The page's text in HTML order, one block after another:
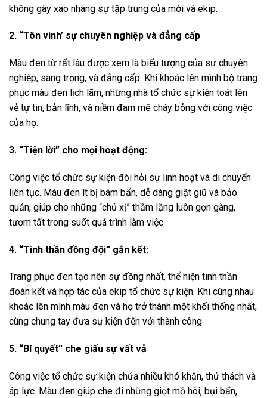
không gây xao nhãng sự tập trung của mời và ekip.
2. “Tôn vinh’ sự chuyên nghiệp và đẳng cấp
Màu đen từ rất lâu được xem là biểu tượng của sự chuyên
nghiệp, sang trọng, và đẳng cấp. Khi khoác lên mình bộ trang
phục màu đen lịch lãm, những nhà tổ chức sự kiện toát lên
vẻ tự tin, bản lĩnh, và niềm đam mê cháy bỏng với công việc
của họ.
3. “Tiện lời” cho mọi hoạt động:
Công việc tổ chức sự kiện đòi hỏi sự linh hoạt và di chuyển
liên tục. Màu đen ít bị bám bẩn, dễ dàng giặt giũ và bảo
quản, giúp cho những “chủ xị” thầm lặng luôn gọn gàng,
tươm tất trong suốt quá trình làm việc
4. “Tinh thần đồng đội” gắn kết:
Trang phục đen tạo nên sự đồng nhất, thể hiện tinh thần
đoàn kết và hợp tác của ekip tổ chức sự kiện. Khi cùng nhau
khoác lên mình màu đen và họ trở thành một khối thống nhất,
cùng chung tay đưa sự kiện đến với thành công
5. “Bí quyết” che giấu sự vất vả
Công việc tổ chức sự kiện chứa nhiều khó khăn, thử thách và
áp lực. Màu đen giúp che đi những giọt mồ hôi, bụi bẩn,